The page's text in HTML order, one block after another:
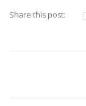
Share this post: